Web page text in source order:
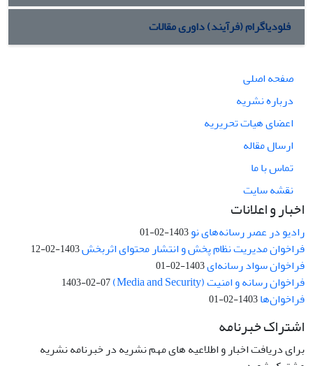
فلودیاگرام (فرآیند) داوری مقالات
صفحه اصلی
درباره نشریه
اعضای هیات تحریریه
ارسال مقاله
تماس با ما
نقشه سایت
اخبار و اعلانات
رادیو در عصر رسانه‌های نو1403-02-01
فراخوان مدیریت نظام پخش و انتشار محتوای اثربخش1403-02-12
فراخوان سواد رسانه‌ای1403-02-01
فراخوان رسانه و امنیت (Media and Security) 1403-02-07
فراخوان‌ها1403-02-01
اشتراک خبرنامه
برای دریافت اخبار و اطلاعیه های مهم نشریه در خبرنامه نشریه